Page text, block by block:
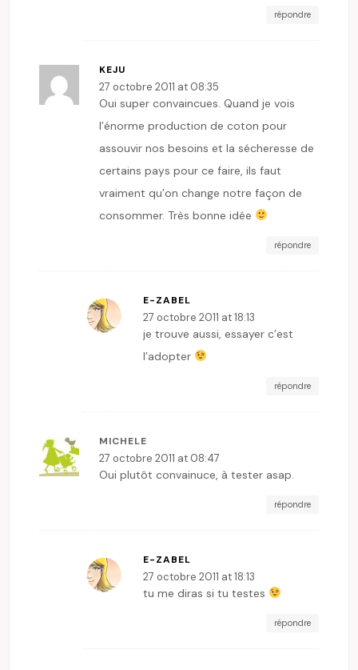
répondre
KEJU
27 octobre 2011 at 08:35
Oui super convaincues. Quand je vois
l’énorme production de coton pour
assouvir nos besoins et la sécheresse de
certains pays pour ce faire, ils faut
vraiment qu’on change notre façon de
consommer. Très bonne idée
répondre
E-ZABEL
27 octobre 2011 at 18:13
je trouve aussi, essayer c’est
l’adopter
répondre
MICHELE
27 octobre 2011 at 08:47
Oui plutôt convainuce, à tester asap.
répondre
E-ZABEL
27 octobre 2011 at 18:13
tu me diras si tu testes
répondre